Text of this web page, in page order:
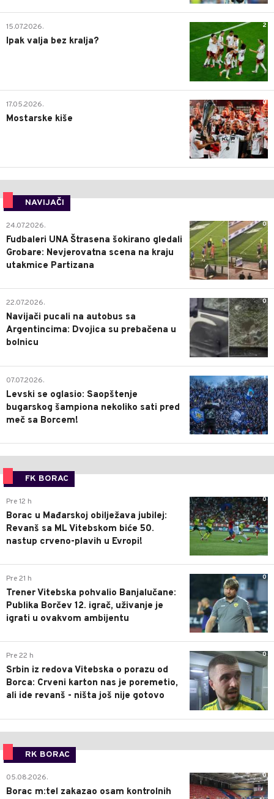
2
15.07.2026.
Ipak valja bez kralja?
0
17.05.2026.
Mostarske kiše
NAVIJAČI
0
24.07.2026.
Fudbaleri UNA Štrasena šokirano gledali
Grobare: Nevjerovatna scena na kraju
utakmice Partizana
0
22.07.2026.
Navijači pucali na autobus sa
Argentincima: Dvojica su prebačena u
bolnicu
1
07.07.2026.
Levski se oglasio: Saopštenje
bugarskog šampiona nekoliko sati pred
meč sa Borcem!
FK BORAC
0
Pre 12 h
Borac u Mađarskoj obilježava jubilej:
Revanš sa ML Vitebskom biće 50.
nastup crveno-plavih u Evropi!
0
Pre 21 h
Trener Vitebska pohvalio Banjalučane:
Publika Borčev 12. igrač, uživanje je
igrati u ovakvom ambijentu
0
Pre 22 h
Srbin iz redova Vitebska o porazu od
Borca: Crveni karton nas je poremetio,
ali ide revanš - ništa još nije gotovo
RK BORAC
0
05.08.2026.
Borac m:tel zakazao osam kontrolnih